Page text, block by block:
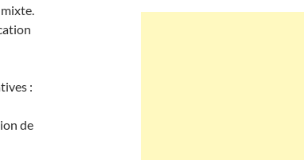
:
de